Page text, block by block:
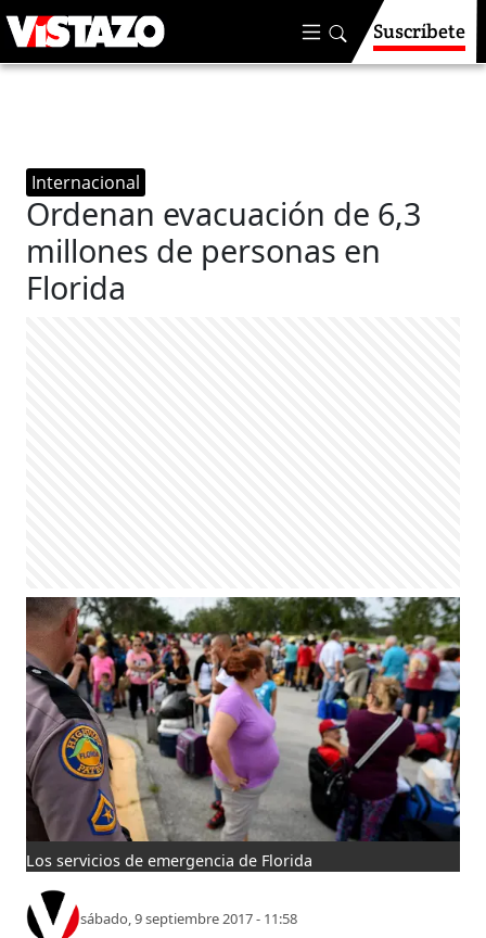
Suscríbete
Internacional
Ordenan evacuación de 6,3
millones de personas en
Florida
Los servicios de emergencia de Florida
sábado, 9 septiembre 2017 - 11:58